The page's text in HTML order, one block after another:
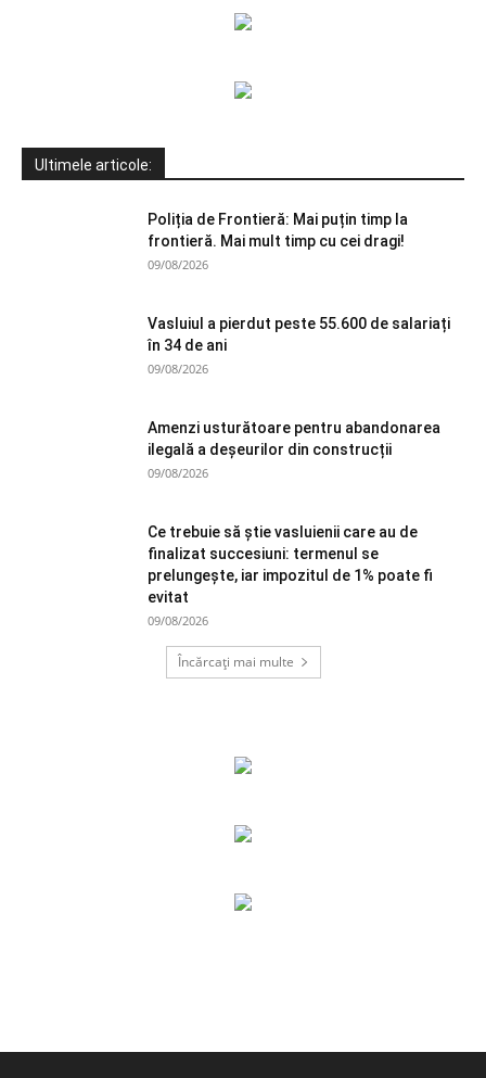
Ultimele articole:
Poliția de Frontieră: Mai puțin timp la
frontieră. Mai mult timp cu cei dragi!
09/08/2026
Vasluiul a pierdut peste 55.600 de salariați
în 34 de ani
09/08/2026
Amenzi usturătoare pentru abandonarea
ilegală a deșeurilor din construcții
09/08/2026
Ce trebuie să știe vasluienii care au de
finalizat succesiuni: termenul se
prelungește, iar impozitul de 1% poate fi
evitat
09/08/2026
Încărcați mai multe